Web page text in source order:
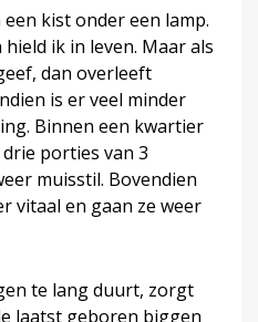
kist onder een lamp.
ik in leven. Maar als
dan overleeft
is er veel minder
Binnen een kwartier
porties van 3
muisstil. Bovendien
vitaal en gaan ze weer
te lang duurt, zorgt
laatst geboren biggen